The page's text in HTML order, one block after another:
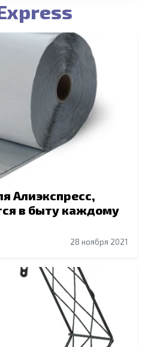
Алиэкспресс,
в быту каждому
28 ноября 2021